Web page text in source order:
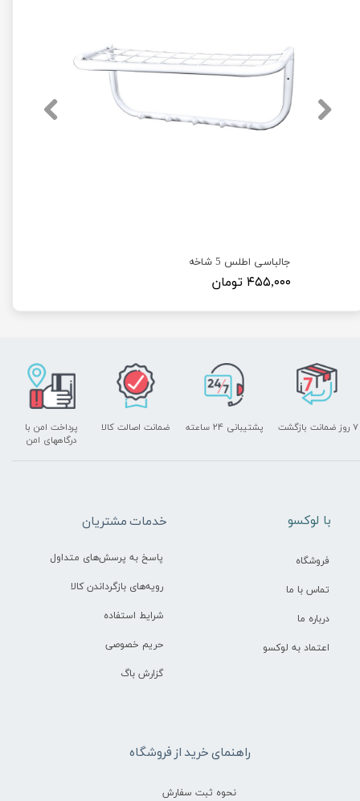
جالباسی اطلس 5 شاخه
۴۵۵,۰۰۰ تومان
پشتیبانی ۲۴ ساعته
پرداخت امن با
درگاههای امن
۷ روز ضمانت بازگشت ضمانت اصالت کالا
راهنمای خرید از فروشگاه
نحوه ثبت سفارش
خدمات مشتریان
پاسخ به پرسش‌های متداول
رویه‌های بازگرداندن کالا
شرایط استفاده
حریم خصوصی
گزارش باگ
​با لوکسو
فروشگاه
تماس با ما
درباره ما
اعتماد به لوکسو